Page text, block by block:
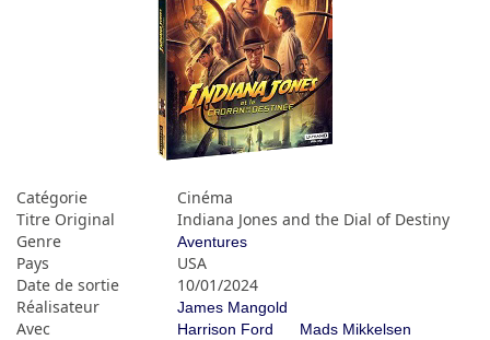
Catégorie
Cinéma
Titre Original
Indiana Jones and the Dial of Destiny
Genre
Aventures
Pays
USA
Date de sortie
10/01/2024
Réalisateur
James Mangold
Avec Harrison Ford
Mads Mikkelsen